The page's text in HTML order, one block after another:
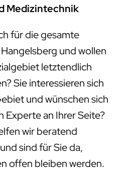
Medizintechnik
für die gesamte
und wollen
letztendlich
Sie interessieren sich
und wünschen sich
an Ihrer Seite?
wir beratend
sind für Sie da,
offen bleiben werden.